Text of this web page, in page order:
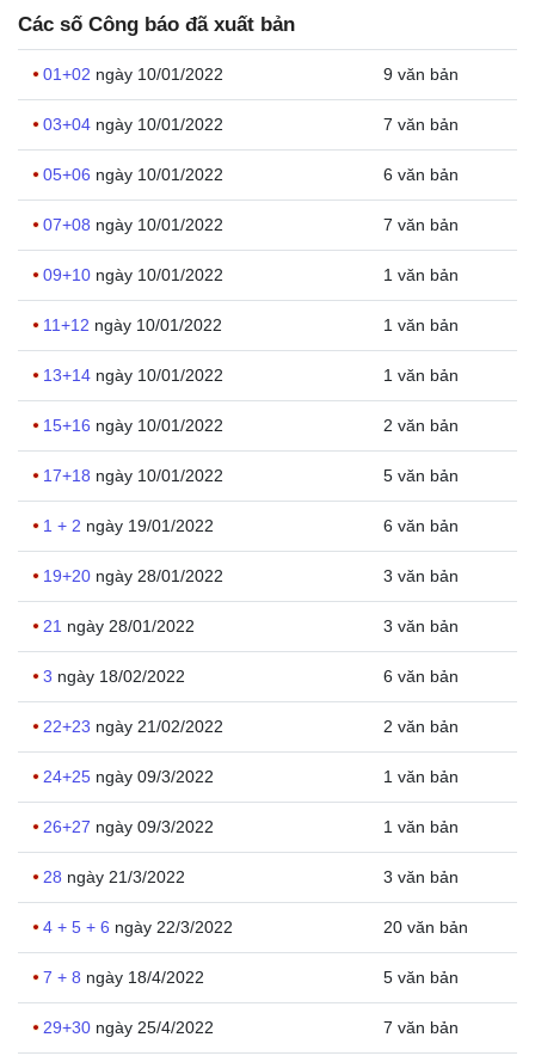
Các số Công báo đã xuất bản
01+02 ngày 10/01/2022 9 văn bản
03+04 ngày 10/01/2022 7 văn bản
05+06 ngày 10/01/2022 6 văn bản
07+08 ngày 10/01/2022 7 văn bản
09+10 ngày 10/01/2022 1 văn bản
11+12 ngày 10/01/2022 1 văn bản
13+14 ngày 10/01/2022 1 văn bản
15+16 ngày 10/01/2022 2 văn bản
17+18 ngày 10/01/2022 5 văn bản
1 + 2 ngày 19/01/2022 6 văn bản
19+20 ngày 28/01/2022 3 văn bản
21 ngày 28/01/2022 3 văn bản
3 ngày 18/02/2022 6 văn bản
22+23 ngày 21/02/2022 2 văn bản
24+25 ngày 09/3/2022 1 văn bản
26+27 ngày 09/3/2022 1 văn bản
28 ngày 21/3/2022 3 văn bản
4 + 5 + 6 ngày 22/3/2022 20 văn bản
7 + 8 ngày 18/4/2022 5 văn bản
29+30 ngày 25/4/2022 7 văn bản